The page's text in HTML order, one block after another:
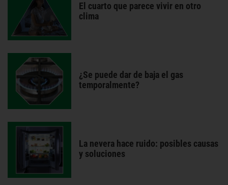
El cuarto que parece vivir en otro
clima
¿Se puede dar de baja el gas
temporalmente?
La nevera hace ruido: posibles causas
y soluciones